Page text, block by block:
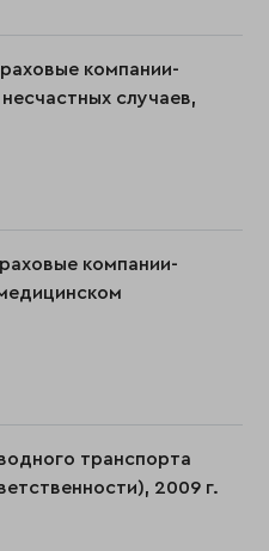
компании-
случаев,
компании-
транспорта
2009 г.